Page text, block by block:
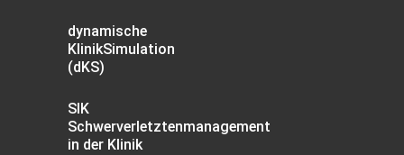
dynamische
KlinikSimulation
(dKS)
SIK
Schwerverletztenmanagement
in der Klinik